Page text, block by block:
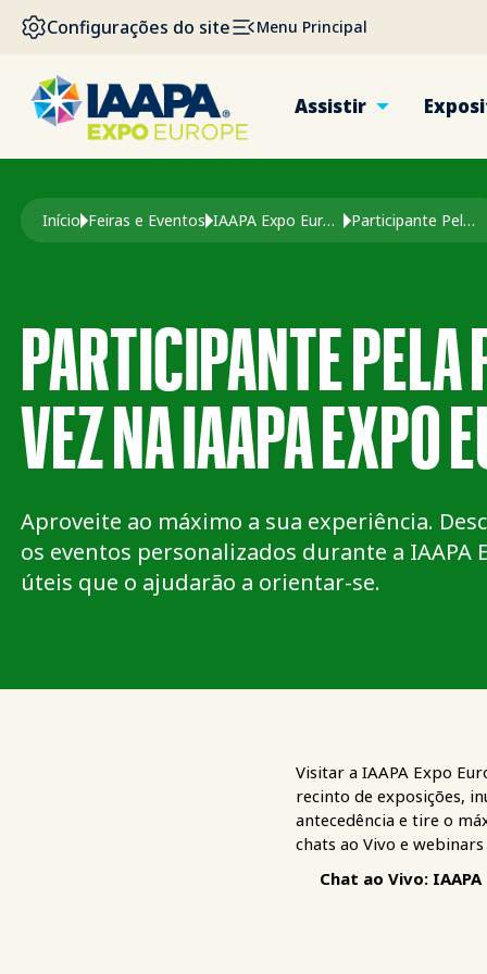
PASSAR PARA O CONTEÚDO PRINCIPAL
Configurações do site Menu Principal
Assistir
Navegação estrutural
Início Feiras e Eventos IAAPA Expo Europa Participante Pela Primeira Vez Na Expo Europe
PARTICIPANTE
VEZ NA IAAPA EXPO
Aproveite ao máximo a sua experiência.
os eventos personalizados durante a
úteis que o ajudarão a orientar-se.
Visitar a IAAPA Expo
recinto de exposições,
antecedência e tire o
chats ao Vivo e
Chat ao Vivo: